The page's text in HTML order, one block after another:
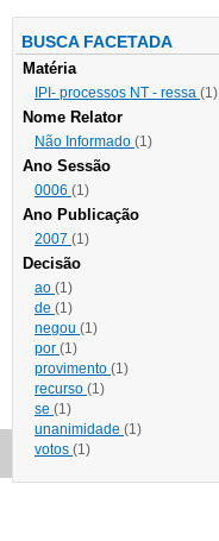
BUSCA FACETADA
Matéria
IPI- processos NT - ressa (1)
Nome Relator
Não Informado (1)
Ano Sessão
0006 (1)
Ano Publicação
2007 (1)
Decisão
ao (1)
de (1)
negou (1)
por (1)
provimento (1)
recurso (1)
se (1)
unanimidade (1)
votos (1)